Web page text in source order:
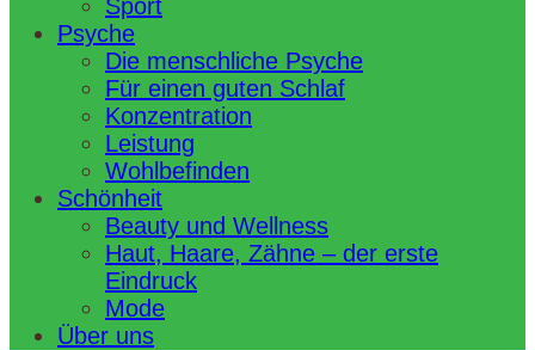
Sport
Psyche
Die menschliche Psyche
Für einen guten Schlaf
Konzentration
Leistung
Wohlbefinden
Schönheit
Beauty und Wellness
Haut, Haare, Zähne – der erste
Eindruck
Mode
Über uns